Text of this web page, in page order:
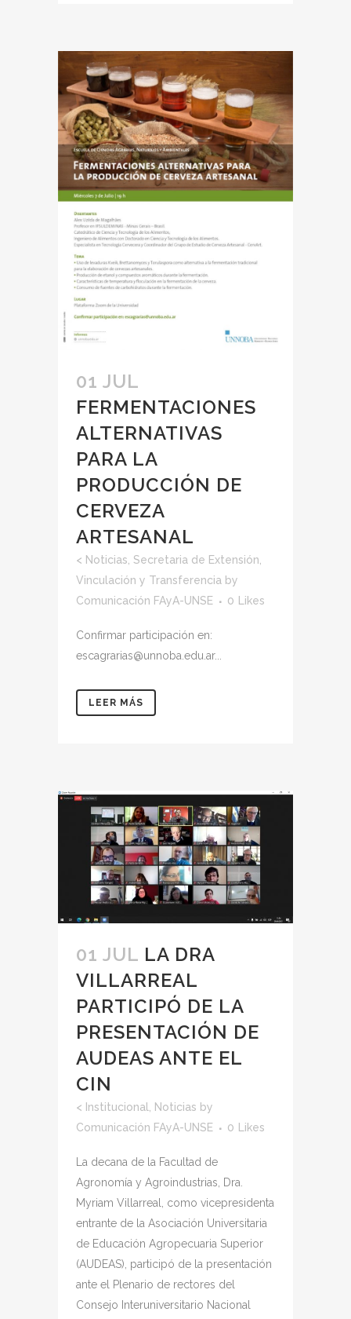
01 JUL
FERMENTACIONES
ALTERNATIVAS
PARA LA
PRODUCCIÓN DE
CERVEZA
ARTESANAL
< Noticias Secretaria de Extensión,
Vinculación y Transferencia by
Comunicación FAyA-UNSE
0 Likes
Confirmar participación en:
escagrarias@unnoba.edu.ar...
LEER MÁS
01 JUL LA DRA
VILLARREAL
PARTICIPÓ DE LA
PRESENTACIÓN DE
AUDEAS ANTE EL
CIN
< Institucional Noticias by
Comunicación FAyA-UNSE
0 Likes
La decana de la Facultad de
Agronomía y Agroindustrias, Dra.
Myriam Villarreal, como vicepresidenta
entrante de la Asociación Universitaria
de Educación Agropecuaria Superior
(AUDEAS), participó de la presentación
ante el Plenario de rectores del
Consejo Interuniversitario Nacional